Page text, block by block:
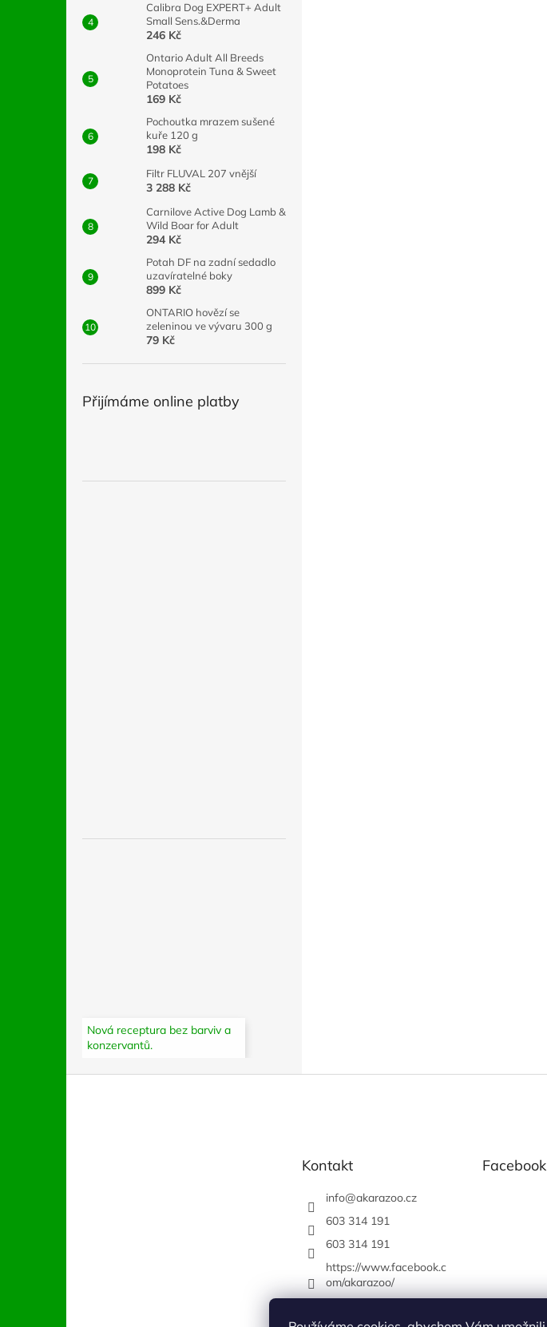
Calibra Dog EXPERT+ Adult
Small Sens.&Derma
246 Kč
Ontario Adult All Breeds
Monoprotein Tuna & Sweet
Potatoes
169 Kč
Pochoutka mrazem sušené
kuře 120 g
198 Kč
Filtr FLUVAL 207 vnější
3 288 Kč
Carnilove Active Dog Lamb &
Wild Boar for Adult
294 Kč
Potah DF na zadní sedadlo
uzavíratelné boky
899 Kč
ONTARIO hovězí se
zeleninou ve vývaru 300 g
79 Kč
Přijímáme online platby
Nová receptura bez barviv a
konzervantů.
Kontakt
info@akarazoo.cz
603 314 191
603 314 191
https://www.facebook.c
om/akarazoo/
Facebook